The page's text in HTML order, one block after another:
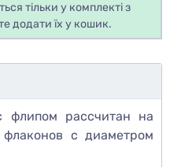
тільки у комплекті з
додати їх у кошик.
флипом рассчитан на
с диаметром